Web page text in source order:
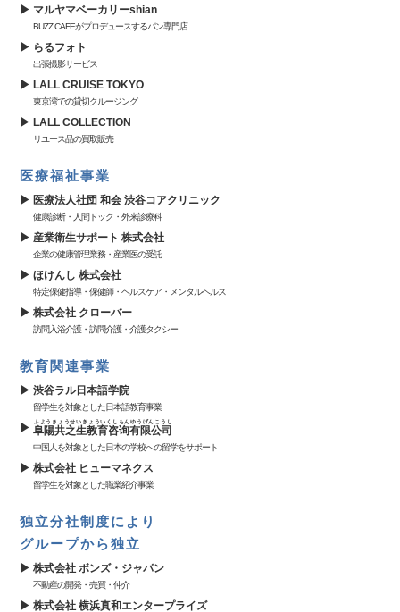
マルヤマベーカリーshian
BUZZ CAFEがプロデュースするパン専門店
らるフォト
出張撮影サービス
LALL CRUISE TOKYO
東京湾での貸切クルージング
LALL COLLECTION
リユース品の買取販売
医療福祉事業
医療法人社団 和会 渋谷コアクリニック
健康診断・人間ドック・外来診療科
産業衛生サポート 株式会社
企業の健康管理業務・産業医の受託
ほけんし 株式会社
特定保健指導・保健師・ヘルスケア・メンタルヘルス
株式会社 クローバー
訪問入浴介護・訪問介護・介護タクシー
教育関連事業
渋谷ラル日本語学院
留学生を対象とした日本語教育事業
阜陽共之生教育咨询有限公司
ふようきょうせいきょういくしもんゆうげんこうし
中国人を対象とした日本の学校への留学をサポート
株式会社 ヒューマネクス
留学生を対象とした職業紹介事業
独立分社制度により
グループから独立
株式会社 ボンズ・ジャパン
不動産の開発・売買・仲介
株式会社 横浜真和エンタープライズ